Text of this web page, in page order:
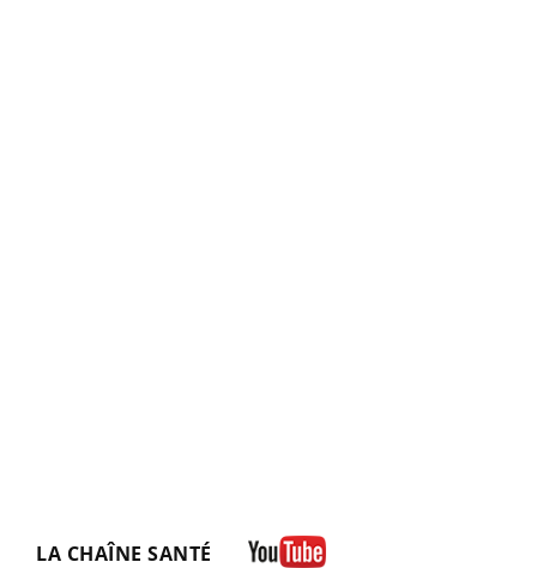
LA CHAÎNE SANTÉ